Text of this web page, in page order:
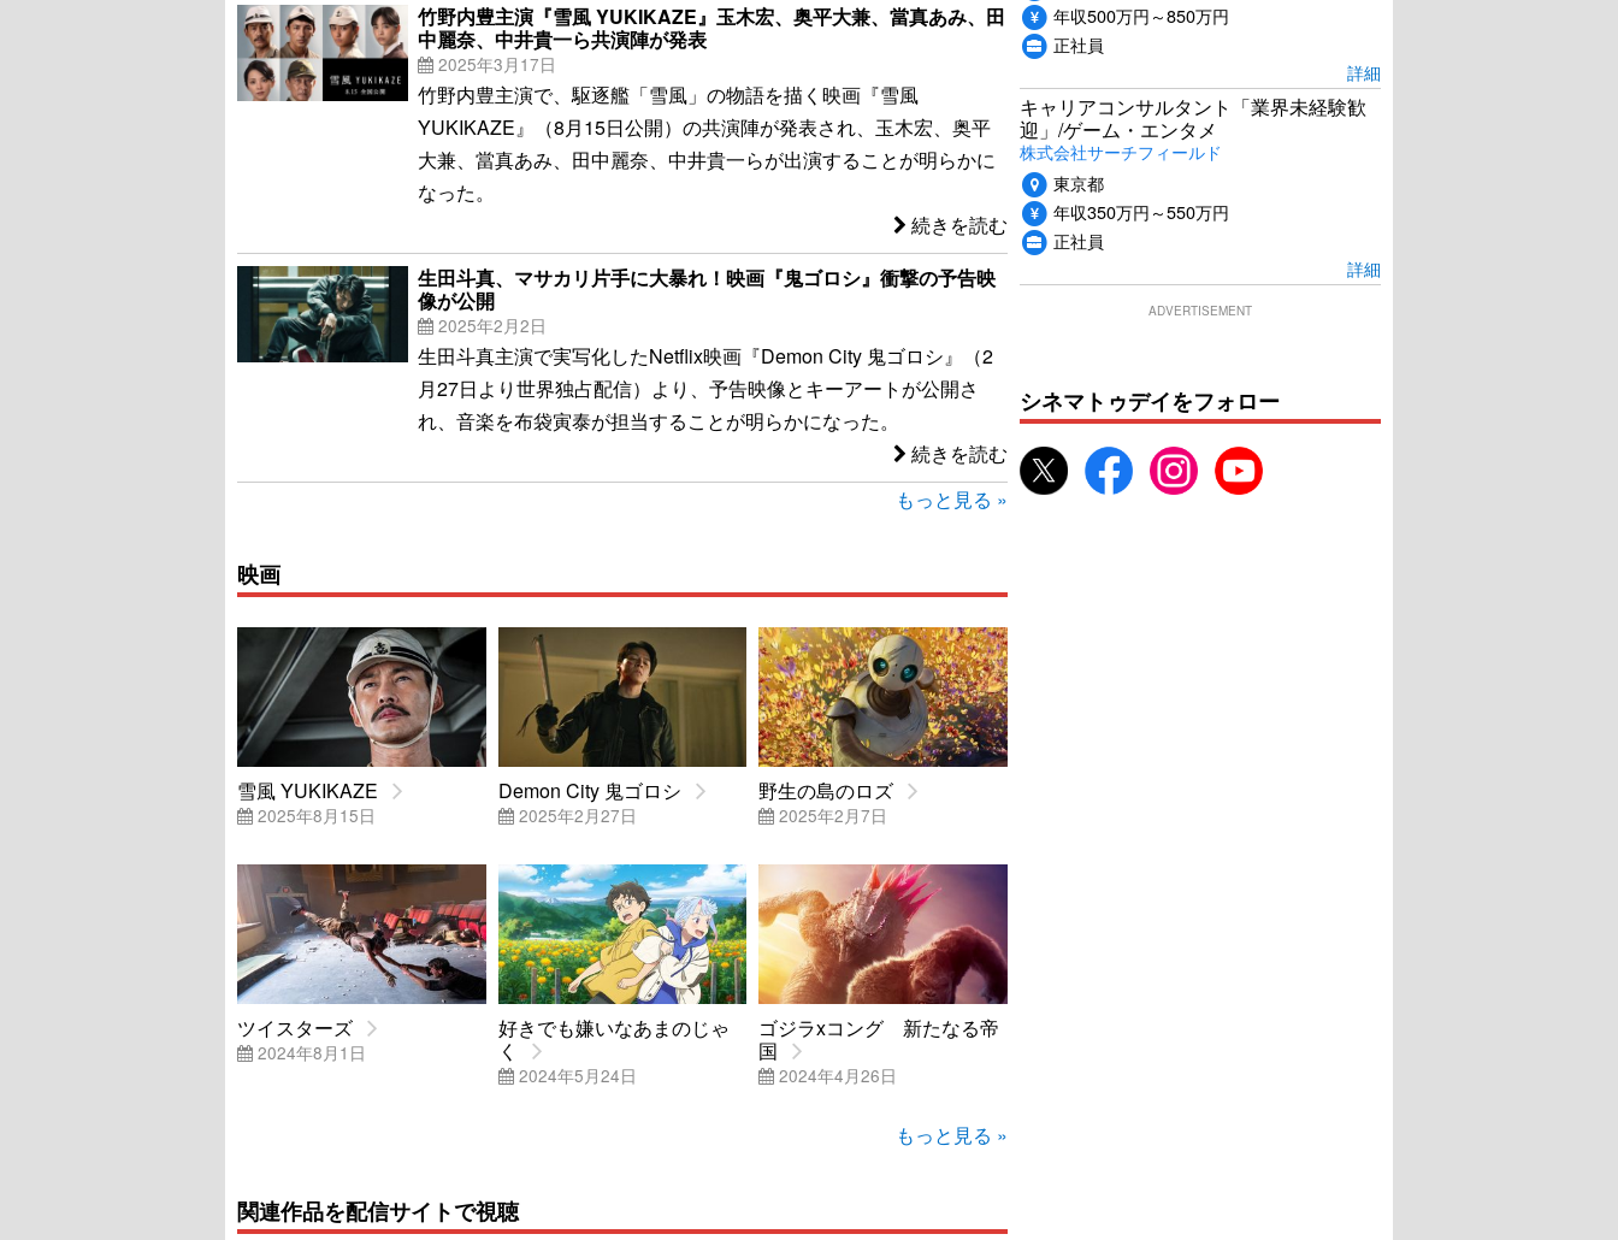
竹野内豊主演『雪風 YUKIKAZE』玉木宏、奥平大兼、當真あみ、田
中麗奈、中井貴一ら共演陣が発表
2025年3月17日
竹野内豊主演で、駆逐艦「雪風」の物語を描く映画『雪風
YUKIKAZE』（8月15日公開）の共演陣が発表され、玉木宏、奥平
大兼、當真あみ、田中麗奈、中井貴一らが出演することが明らかに
なった。
続きを読む
生田斗真、マサカリ片手に大暴れ！映画『鬼ゴロシ』衝撃の予告映
像が公開
2025年2月2日
生田斗真主演で実写化したNetflix映画『Demon City 鬼ゴロシ』（2
月27日より世界独占配信）より、予告映像とキーアートが公開さ
れ、音楽を布袋寅泰が担当することが明らかになった。
続きを読む
もっと見る »
映画
雪風 YUKIKAZE
2025年8月15日
Demon City 鬼ゴロシ
2025年2月27日
野生の島のロズ
2025年2月7日
ツイスターズ
2024年8月1日
好きでも嫌いなあまのじゃ
く
2024年5月24日
ゴジラxコング 新たなる帝
国
2024年4月26日
もっと見る »
関連作品を配信サイトで視聴
年収500万円～850万円
正社員
詳細
キャリアコンサルタント「業界未経験歓
迎」/ゲーム・エンタメ
株式会社サーチフィールド
東京都
年収350万円～550万円
正社員
詳細
ADVERTISEMENT
シネマトゥデイをフォロー